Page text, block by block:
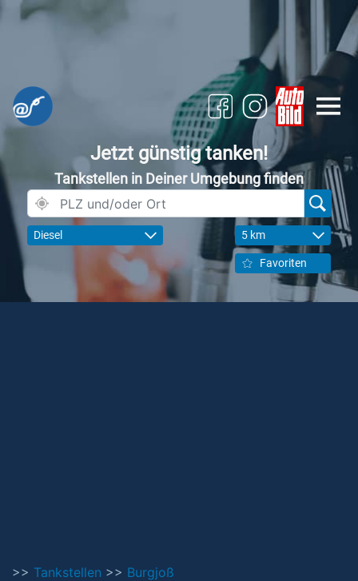
Jetzt günstig tanken!
Tankstellen in Deiner Umgebung finden
Diesel 5 km
Favoriten
>> Tankstellen >> Burgjoß